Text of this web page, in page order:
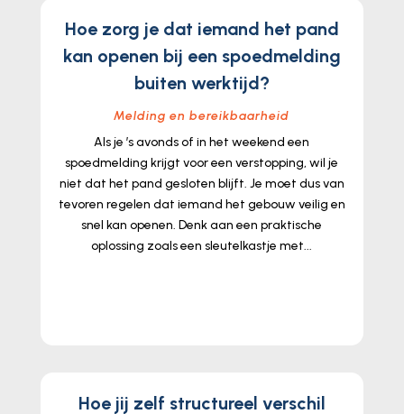
Hoe zorg je dat iemand het pand
kan openen bij een spoedmelding
buiten werktijd?
Melding en bereikbaarheid
Als je ’s avonds of in het weekend een
spoedmelding krijgt voor een verstopping, wil je
niet dat het pand gesloten blijft. Je moet dus van
tevoren regelen dat iemand het gebouw veilig en
snel kan openen. Denk aan een praktische
oplossing zoals een sleutelkastje met...
Hoe jij zelf structureel verschil